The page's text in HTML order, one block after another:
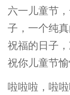
六一儿童节
子，一个纯
祝福的日子
祝你儿童节愉
啦啦啦，啦